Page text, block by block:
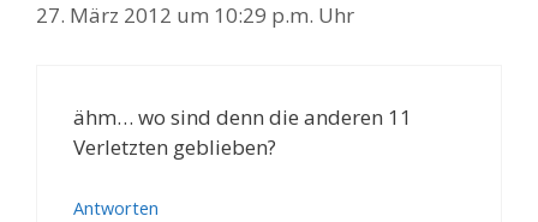
27. März 2012 um 10:29 p.m. Uhr
ähm… wo sind denn die anderen 11
Verletzten geblieben?
Antworten